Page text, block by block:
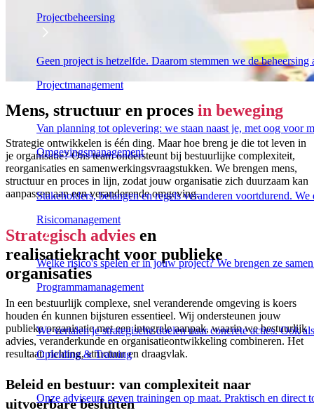
Projectbeheersing
Geen project is hetzelfde. Daarom stemmen we de
Projectmanagement
Van planning tot oplevering: we staan naast je, met oog voor
Omgevingsmanagement
Stakeholders, belangen en regels veranderen voortdurend.
Risicomanagement
Welke risico's spelen er in jouw project? We brengen ze
Programmamanagement
We vertalen je strategische doelen naar concrete acties. Ook
Opleiding & Training
Onze adviseurs geven trainingen op maat. Praktisch en direct
Mens, structuur en proces in beweging
Strategie ontwikkelen is één ding. Maar hoe breng je die tot leven in
je organisatie? Ons team ondersteunt bij bestuurlijke complexiteit,
reorganisaties en samenwerkingsvraagstukken. We brengen mens,
structuur en proces in lijn, zodat jouw organisatie zich duurzaam kan
aanpassen aan een veranderende omgeving.
Strategisch advies en
realisatiekracht voor publieke
organisaties
In een bestuurlijk complexe, snel veranderende omgeving is koers
houden én kunnen bijsturen essentieel. Wij ondersteunen jouw
publieke organisatie met een integrale aanpak, waarin we bestuurlijk
advies, veranderkunde en organisatieontwikkeling combineren. Het
resultaat: richting, structuur en draagvlak.
Beleid en bestuur: van complexiteit naar
uitvoerbare besluiten